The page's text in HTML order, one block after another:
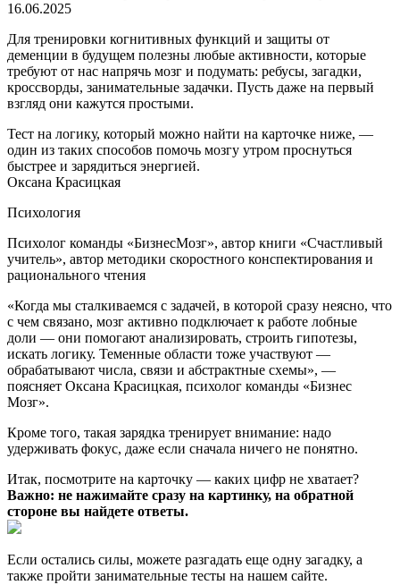
16.06.2025
Для тренировки когнитивных функций и защиты от
деменции в будущем полезны любые активности, которые
требуют от нас напрячь мозг и подумать: ребусы, загадки,
кроссворды, занимательные задачки. Пусть даже на первый
взгляд они кажутся простыми.
Тест на логику, который можно найти на карточке ниже, —
один из таких способов помочь мозгу утром проснуться
быстрее и зарядиться энергией.
Оксана Красицкая
Психология
Психолог команды «БизнесМозг», автор книги «Счастливый
учитель», автор методики скоростного конспектирования и
рационального чтения
«Когда мы сталкиваемся с задачей, в которой сразу неясно, что
с чем связано, мозг активно подключает к работе лобные
доли — они помогают анализировать, строить гипотезы,
искать логику. Теменные области тоже участвуют —
обрабатывают числа, связи и абстрактные схемы», —
поясняет Оксана Красицкая, психолог команды «Бизнес
Мозг».
Кроме того, такая зарядка тренирует внимание: надо
удерживать фокус, даже если сначала ничего не понятно.
Итак, посмотрите на карточку — каких цифр не хватает?
Важно: не нажимайте сразу на картинку, на обратной
стороне вы найдете ответы.
Если остались силы, можете разгадать еще одну загадку, а
также пройти занимательные тесты на нашем сайте.